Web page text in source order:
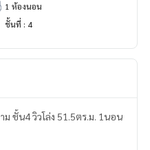
1 ห้องนอน
ชั้นที่ : 4
ม ชั้น4 วิวโล่ง 51.5ตร.ม. 1นอน